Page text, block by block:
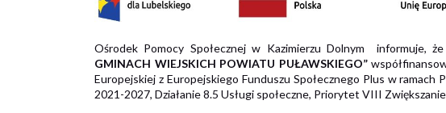
Ośrodek Pomocy Społecznej w Kazimierzu Dolnym informuje,
GMINACH WIEJSKICH POWIATU PUŁAWSKIEGO”
Europejskiej z Europejskiego Funduszu Społecznego Plus w ramach
2021-2027, Działanie 8.5 Usługi społeczne, Priorytet VIII